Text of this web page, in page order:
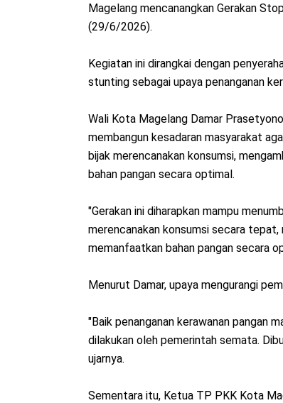
Magelang mencanangkan Gerakan
(29/6/2026).
Kegiatan ini dirangkai dengan
stunting sebagai upaya penanganan
Wali Kota Magelang Damar
membangun kesadaran masyarakat
bijak merencanakan konsumsi,
bahan pangan secara optimal.
"Gerakan ini diharapkan mampu
merencanakan konsumsi secara
memanfaatkan bahan pangan secara
Menurut Damar, upaya mengurangi
"Baik penanganan kerawanan pangan
dilakukan oleh pemerintah semata.
ujarnya.
Sementara itu, Ketua TP PKK Kota